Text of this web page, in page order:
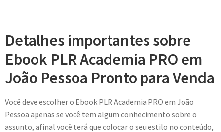
Detalhes importantes sobre
Ebook PLR Academia PRO em
João Pessoa Pronto para Venda
Você deve escolher o Ebook PLR Academia PRO em João
Pessoa apenas se você tem algum conhecimento sobre o
assunto, afinal você terá que colocar o seu estilo no conteúdo,